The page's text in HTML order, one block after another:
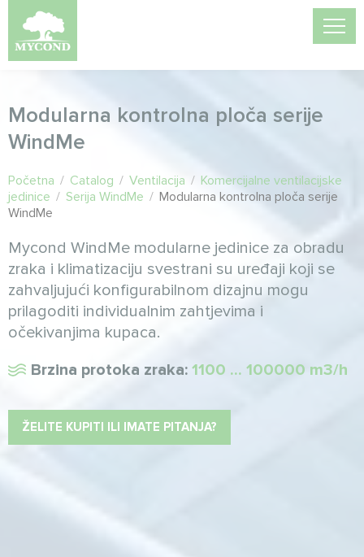
Modularna kontrolna ploča serije
WindMe
Početna / Catalog / Ventilacija / Komercijalne ventilacijske
jedinice / Serija WindMe / Modularna kontrolna ploča serije
WindMe
Mycond WindMe modularne jedinice za obradu
zraka i klimatizaciju svestrani su uređaji koji se
zahvaljujući konfigurabilnom dizajnu mogu
prilagoditi individualnim zahtjevima i
očekivanjima kupaca.
Brzina protoka zraka: 1100 ... 100000 m3/h
ŽELITE KUPITI ILI IMATE PITANJA?